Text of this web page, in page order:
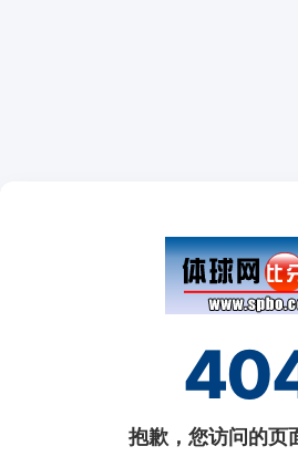
抱歉，您访问的页